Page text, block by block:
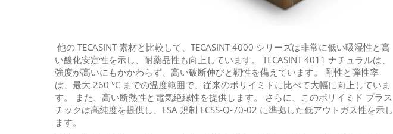
他の TECASINT 素材と比較して、TECASINT 4000 シリーズは非常に低い吸湿性と高
い酸化安定性を示し、耐薬品性も向上しています。 TECASINT 4011 ナチュラルは、
強度が高いにもかかわらず、高い破断伸びと靭性を備えています。 剛性と弾性率
は、最大 260 °C までの温度範囲で、従来のポリイミドに比べて大幅に向上していま
す。 また、高い断熱性と電気絶縁性を提供します。 さらに、このポリイミド プラス
チックは高純度を提供し、ESA 規制 ECSS-Q-70-02 に準拠した低アウトガス性を示し
ます。